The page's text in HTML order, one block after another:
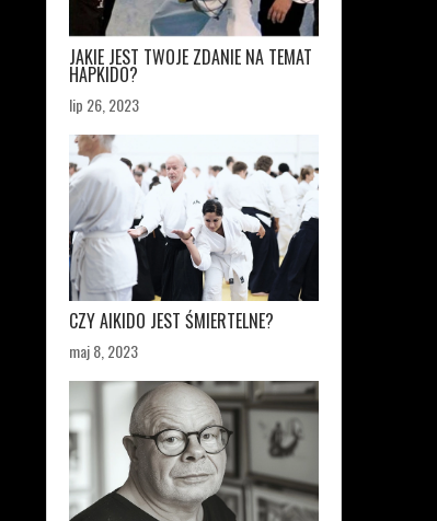
JAKIE JEST TWOJE ZDANIE NA TEMAT
HAPKIDO?
lip 26, 2023
CZY AIKIDO JEST ŚMIERTELNE?
maj 8, 2023